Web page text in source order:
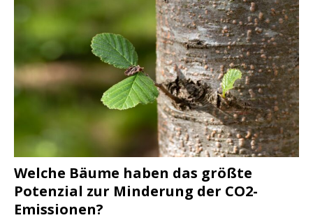
Welche Bäume haben das größte
Potenzial zur Minderung der CO2-
Emissionen?